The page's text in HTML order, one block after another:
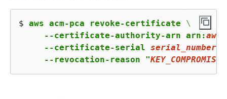
$ aws acm-pca revoke-certificate \
     --certificate-authority-arn arn:
aws
     --certificate-serial
serial_number
     --revocation-reason "
KEY_COMPROMISE